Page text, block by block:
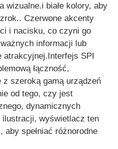
wizualne.i białe kolory, aby
Czerwone akcenty
i nacisku, co czyni go
informacji lub
atrakcyjnej.Interfejs SPI
łączność,
z szeroką gamą urządzeń
od tego, czy jest
dynamicznych
ilustracji, wyświetlacz ten
aby spełniać różnorodne